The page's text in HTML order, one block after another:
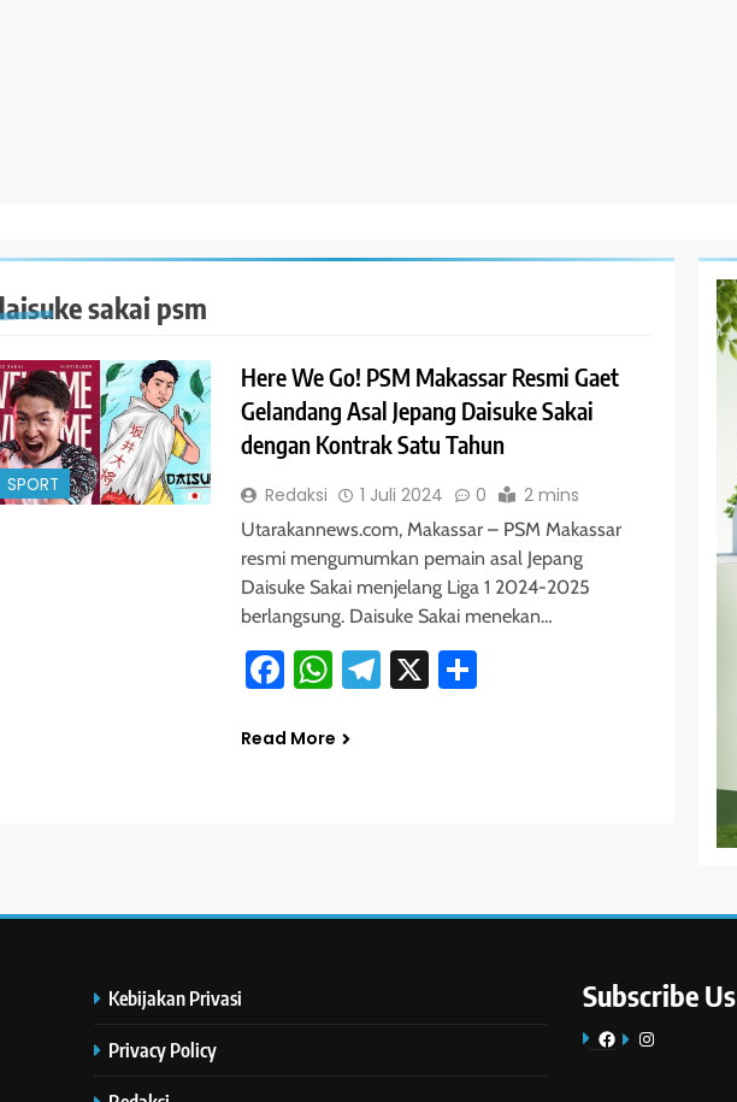
sakai psm
SPORT
Here We Go! PSM Makassar Resmi Gaet
Gelandang Asal Jepang Daisuke Sakai
dengan Kontrak Satu Tahun
Redaksi 1 Juli 2024 0 2 mins
Utarakannews.com, Makassar – PSM Makassar
resmi mengumumkan pemain asal Jepang
Daisuke Sakai menjelang Liga 1 2024-2025
berlangsung. Daisuke Sakai menekan…
Facebook
WhatsApp
Telegram
X Share
Read More
Kebijakan Privasi
Privacy Policy
Subscribe Us
FacebookInstagram